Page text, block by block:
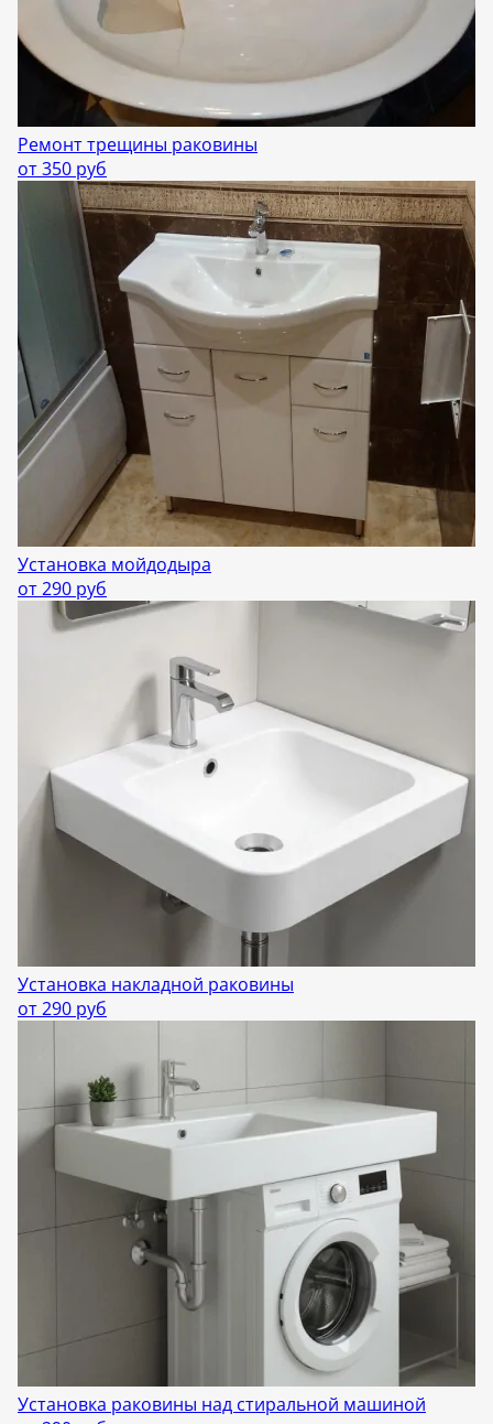
Ремонт трещины раковины
от 350 руб
Установка мойдодыра
от 290 руб
Установка накладной раковины
от 290 руб
Установка раковины над стиральной машиной